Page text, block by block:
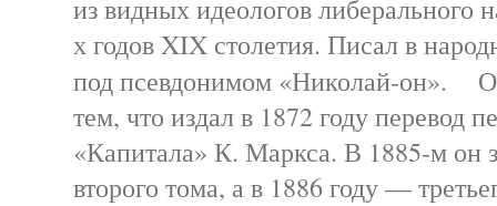
из видных идеологов либерального
х годов XIX столетия. Писал в
под псевдонимом «Николай-он».
тем, что издал в 1872 году перевод
«Капитала» К. Маркса. В 1885-м он
второго тома, а в 1886 году —